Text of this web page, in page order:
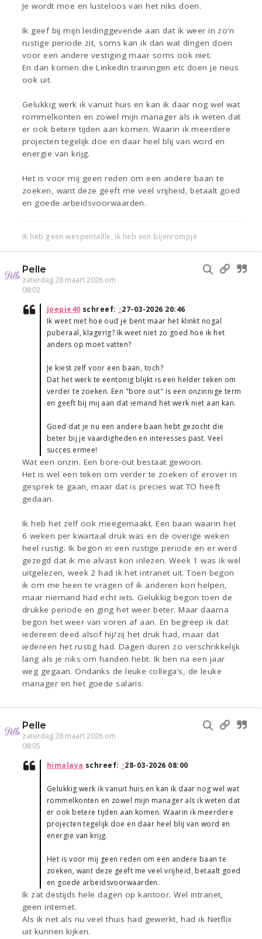
Je wordt moe en lusteloos van het niks doen.
Ik geef bij mijn leidinggevende aan dat ik weer in zo’n
rustige periode zit, soms kan ik dan wat dingen doen
voor een andere vestiging maar soms ook niet.
En dan komen die LinkedIn trainingen etc doen je neus
ook uit.
Gelukkig werk ik vanuit huis en kan ik daar nog wel wat
rommelkonten en zowel mijn manager als ik weten dat
er ook betere tijden aan komen. Waarin ik meerdere
projecten tegelijk doe en daar heel blij van word en
energie van krijg.
Het is voor mij geen reden om een andere baan te
zoeken, want deze geeft me veel vrijheid, betaalt goed
en goede arbeidsvoorwaarden.
Ik heb geen wespentaille, ik heb een bijenrompje
Pelle
zaterdag 28 maart 2026 om
08:02
Joepie40 schreef: ↑27-03-2026 20:46
Ik weet niet hoe oud je bent maar het klinkt nogal
puberaal, klagerig? Ik weet niet zo goed hoe ik het
anders op moet vatten?
Je kiest zelf voor een baan, toch?
Dat het werk te eentonig blijkt is een helder teken om
verder te zoeken. Een "bore out" is een onzinnige term
en geeft bij mij aan dat iemand het werk niet aan kan.
Goed dat je nu een andere baan hebt gezocht die
beter bij je vaardigheden en interesses past. Veel
succes ermee!
Wat een onzin. Een bore-out bestaat gewoon.
Het is wel een teken om verder te zoeken of erover in
gesprek te gaan, maar dat is precies wat TO heeft
gedaan.
Ik heb het zelf ook meegemaakt. Een baan waarin het
6 weken per kwartaal druk was en de overige weken
heel rustig. Ik begon in een rustige periode en er werd
gezegd dat ik me alvast kon inlezen. Week 1 was ik wel
uitgelezen, week 2 had ik het intranet uit. Toen begon
ik om me heen te vragen of ik anderen kon helpen,
maar niemand had echt iets. Gelukkig begon toen de
drukke periode en ging het weer beter. Maar daarna
begon het weer van voren af aan. En begreep ik dat
iedereen deed alsof hij/zij het druk had, maar dat
iedereen het rustig had. Dagen duren zo verschrikkelijk
lang als je niks om handen hebt. Ik ben na een jaar
weg gegaan. Ondanks de leuke collega’s, de leuke
manager en het goede salaris.
Pelle
zaterdag 28 maart 2026 om
08:05
himalaya schreef: ↑28-03-2026 08:00
Gelukkig werk ik vanuit huis en kan ik daar nog wel wat
rommelkonten en zowel mijn manager als ik weten dat
er ook betere tijden aan komen. Waarin ik meerdere
projecten tegelijk doe en daar heel blij van word en
energie van krijg.
Het is voor mij geen reden om een andere baan te
zoeken, want deze geeft me veel vrijheid, betaalt goed
en goede arbeidsvoorwaarden.
Ik zat destijds hele dagen op kantoor. Wel intranet,
geen internet.
Als ik net als nu veel thuis had gewerkt, had ik Netflix
uit kunnen kijken.